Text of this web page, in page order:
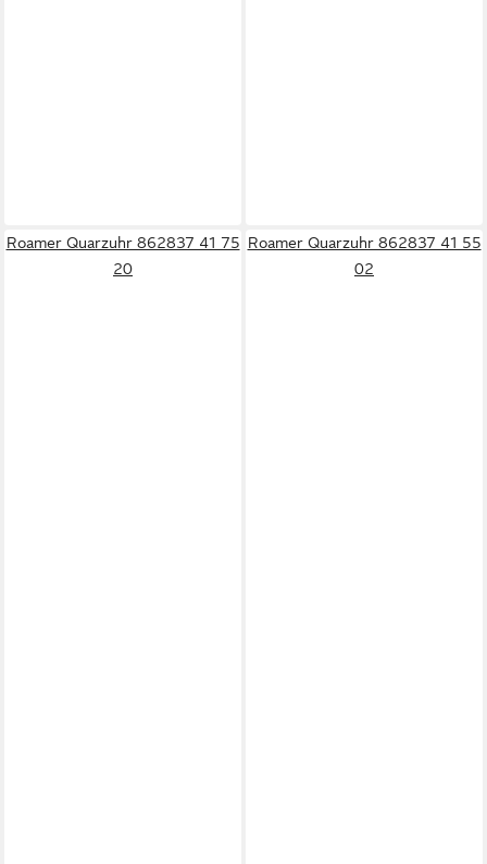
Roamer Quarzuhr 862837 41 75
20
Roamer Quarzuhr 862837 41 55
02